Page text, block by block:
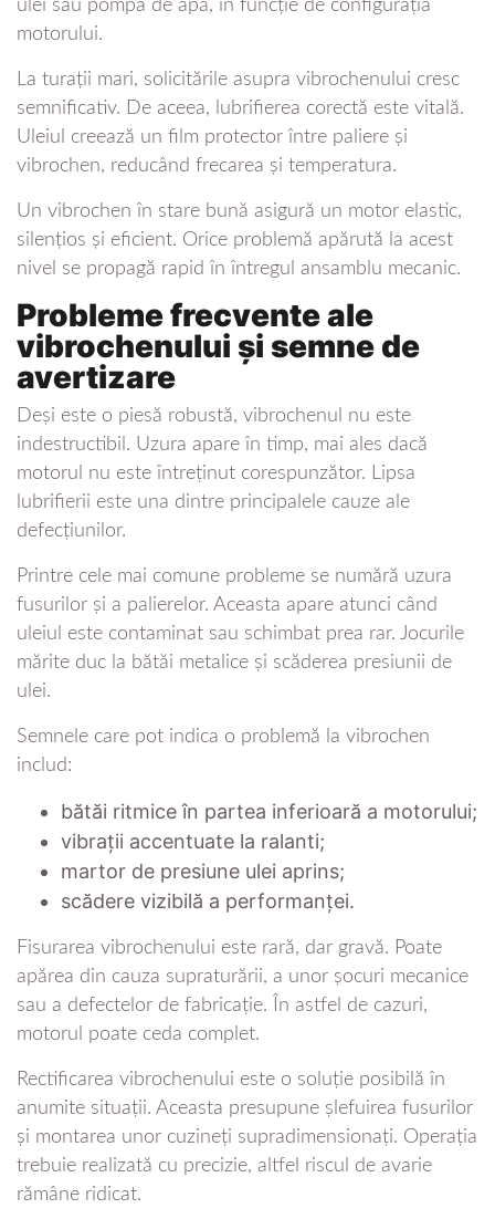
ulei sau pompa de apă, în funcție de configurația
motorului.
La turații mari, solicitările asupra vibrochenului cresc
semnificativ. De aceea, lubrifierea corectă este vitală.
Uleiul creează un film protector între paliere și
vibrochen, reducând frecarea și temperatura.
Un vibrochen în stare bună asigură un motor elastic,
silențios și eficient. Orice problemă apărută la acest
nivel se propagă rapid în întregul ansamblu mecanic.
Probleme frecvente ale
vibrochenului și semne de
avertizare
Deși este o piesă robustă, vibrochenul nu este
indestructibil. Uzura apare în timp, mai ales dacă
motorul nu este întreținut corespunzător. Lipsa
lubrifierii este una dintre principalele cauze ale
defecțiunilor.
Printre cele mai comune probleme se numără uzura
fusurilor și a palierelor. Aceasta apare atunci când
uleiul este contaminat sau schimbat prea rar. Jocurile
mărite duc la bătăi metalice și scăderea presiunii de
ulei.
Semnele care pot indica o problemă la vibrochen
includ:
bătăi ritmice în partea inferioară a motorului;
vibrații accentuate la ralanti;
martor de presiune ulei aprins;
scădere vizibilă a performanței.
Fisurarea vibrochenului este rară, dar gravă. Poate
apărea din cauza supraturării, a unor șocuri mecanice
sau a defectelor de fabricație. În astfel de cazuri,
motorul poate ceda complet.
Rectificarea vibrochenului este o soluție posibilă în
anumite situații. Aceasta presupune șlefuirea fusurilor
și montarea unor cuzineți supradimensionați. Operația
trebuie realizată cu precizie, altfel riscul de avarie
rămâne ridicat.